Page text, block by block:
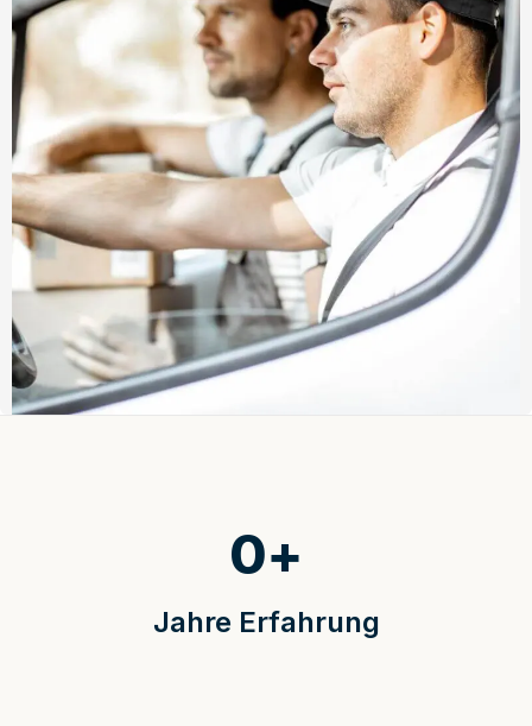
Jahre Erfahrung
0+